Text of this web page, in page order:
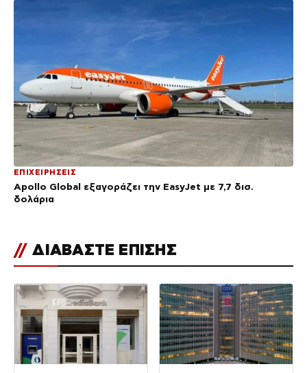
ΕΠΙΧΕΙΡΗΣΕΙΣ
Apollo Global εξαγοράζει την EasyJet με 7,7 δισ.
δολάρια
// ΔΙΑΒΑΣΤΕ ΕΠΙΣΗΣ